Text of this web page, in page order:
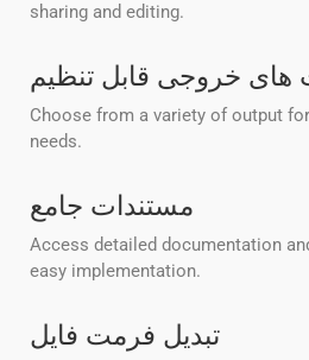
sharing and editing.
خروجی قابل تنظیم
Choose from a variety of output
needs.
مستندات جامع
Access detailed documentation
easy implementation.
تبدیل فرمت فایل